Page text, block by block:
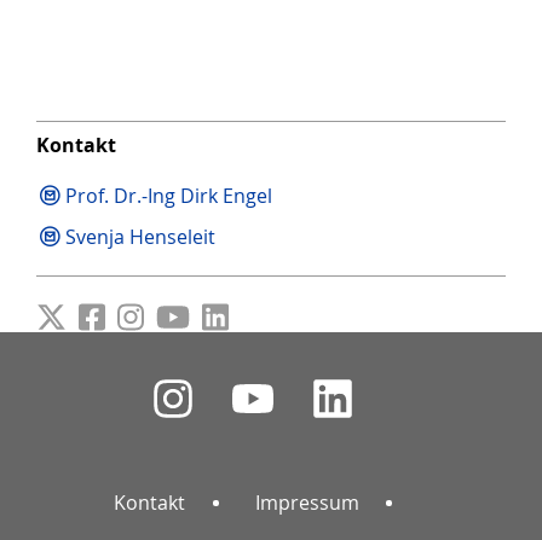
Kontakt
Prof. Dr.-Ing Dirk Engel
Svenja Henseleit
Kontakt Impressum